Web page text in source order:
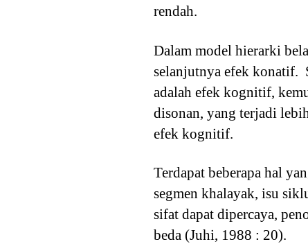
rendah.
Dalam model hierarki
selanjutnya efek konatif.
adalah efek kognitif,
disonan, yang terjadi
efek kognitif.
Terdapat beberapa hal
segmen khalayak, isu
sifat dapat dipercaya,
beda (Juhi, 1988 : 20).